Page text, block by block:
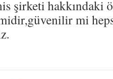
şirketi hakkındaki
mi